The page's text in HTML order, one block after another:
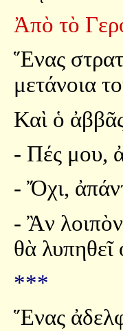
Ἀπὸ τὸ
Ἕνας
μετάνοια
Καὶ ὁ
- Πές μου,
- Ὄχι,
- Ἂν
θὰ
***
Ἕνας